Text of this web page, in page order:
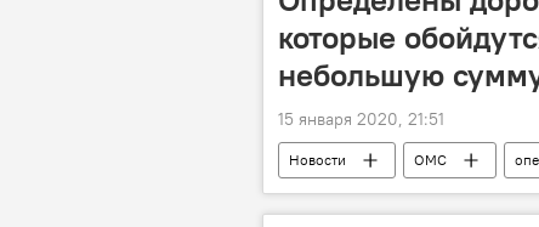
которые
небольшую
15 января 2020, 21:51
Новости ОМС
Здоровье
ЖИЗНЬ